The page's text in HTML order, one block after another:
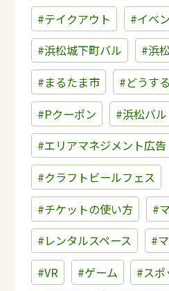
#テイクアウト
#イベ
#浜松城下町バル
#浜
#まるたま市
#どうす
#Pクーポン
#浜松バル
#エリアマネジメント広告
#クラフトビールフェス
#チケットの使い方
#
#レンタルスペース
#
#VR
#ゲーム #スポ